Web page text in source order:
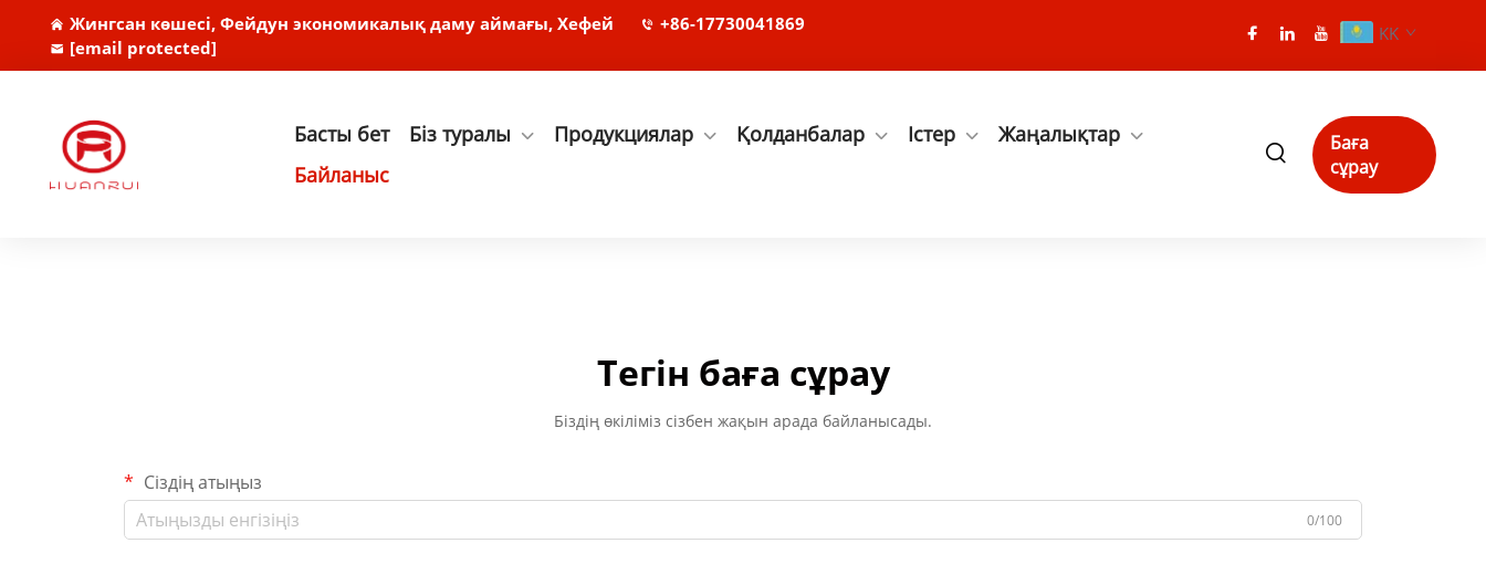
Жингсан көшесі, Фейдун экономикалық даму аймағы, Хефей
+86-17730041869
[email protected]
KK
Басты бет Біз туралы Продукциялар Қолданбалар Істер
Жаңалықтар
Байланыс
Баға
сұрау
Тегін баға сұрау
Біздің өкіліміз сізбен жақын арада байланысады.
Сіздің атыңыз
0/100